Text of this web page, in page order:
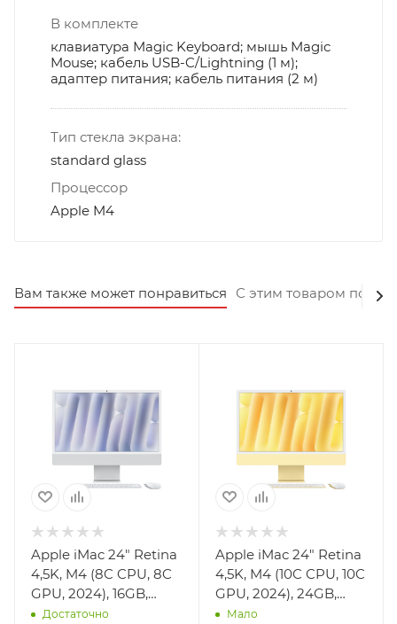
В комплекте
клавиатура Magic Keyboard; мышь Magic
Mouse; кабель USB-C/Lightning (1 м);
адаптер питания; кабель питания (2 м)
Тип стекла экрана:
standard glass
Процессор
Apple M4
Вам также может понравиться С этим товаром
Apple iMac 24" Retina
4,5K, M4 (8C CPU, 8C
GPU, 2024), 16GB,
256GB SSD, Silver
Достаточно
Apple iMac 24" Retina
4,5K, M4 (10C CPU, 10C
GPU, 2024), 24GB,
512GB SSD, Yellow
Мало